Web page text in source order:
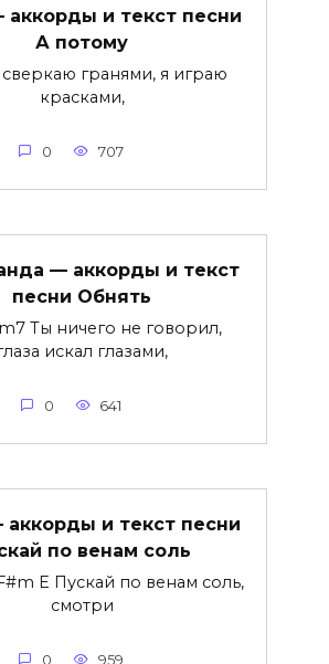
и текст песни
А потому
гранями, я играю
красками,
0 707
— аккорды и текст
песни Обнять
Ты ничего не говорил,
искал глазами,
0 641
аккорды и текст песни
по венам соль
E Пускай по венам соль,
смотри
0 959